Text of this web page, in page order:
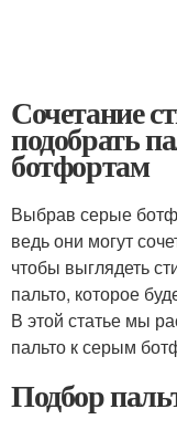
Сочетание
подобрать
ботфортам
Выбрав серые
ведь они могут
чтобы выглядеть
пальто, которое
В этой статье мы
пальто к серым
Подбор